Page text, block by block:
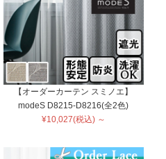
【オーダーカーテン スミノエ】
modeS D8215-D8216(全2色)
¥10,027(税込) ～